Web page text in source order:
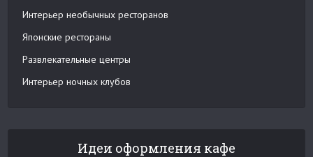
Интерьер необычных ресторанов
Японские рестораны
Развлекательные центры
Интерьер ночных клубов
Идеи оформления кафе